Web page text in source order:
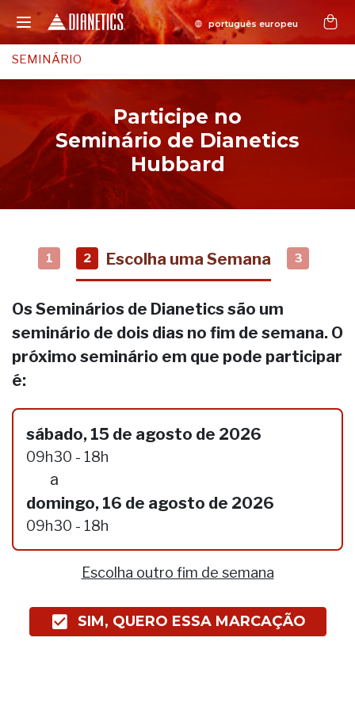
SEMINÁRIO
Participe no
Seminário de Dianetics
Hubbard
1 2 Escolha uma Semana 3
Os Seminários de Dianetics são um
seminário de dois dias no fim de semana. O
próximo seminário em que pode participar
é:
sábado, 15 de agosto de 2026
09h30 - 18h
a
domingo, 16 de agosto de 2026
09h30 - 18h
Escolha outro fim de semana
SIM, QUERO ESSA MARCAÇÃO